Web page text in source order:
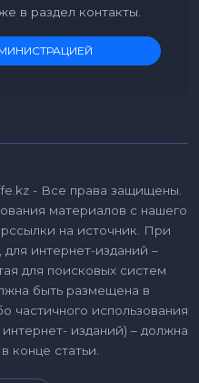
в раздел контакты.
- Все права защищены.
материалов с нашего
на источник. При
интернет-изданий –
для поисковых систем
быть размещена в
частичного использования
изданий) – должна
конце статьи.